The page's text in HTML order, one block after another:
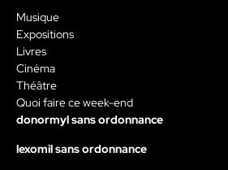
Musique
Expositions
Livres
Cinéma
Théâtre
Quoi faire ce week-end
donormyl sans ordonnance
lexomil sans ordonnance